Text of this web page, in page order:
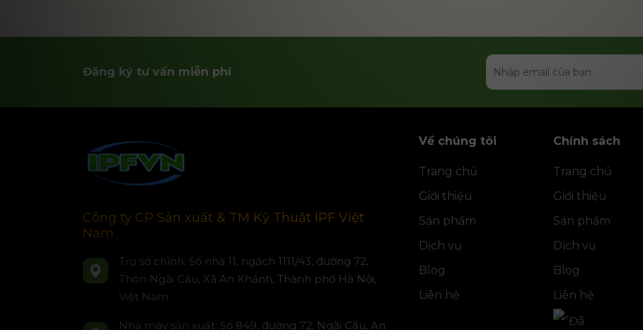
Đăng ký tư vấn miễn phí
Công ty CP Sản xuất & TM Kỹ Thuật IPF Việt
Nam
Trụ sở chính: Số nhà 11, ngách 1111/43, đường 72,
Thôn Ngãi Cầu, Xã An Khánh, Thành phố Hà Nội,
Việt Nam
Nhà máy sản xuất: Số 849, đường 72, Ngãi Cầu, An
Về chúng tôi
Trang chủ
Giới thiệu
Sản phẩm
Dịch vụ
Blog
Liên hệ
Chính sách
Trang chủ
Giới thiệu
Sản phẩm
Dịch vụ
Blog
Liên hệ